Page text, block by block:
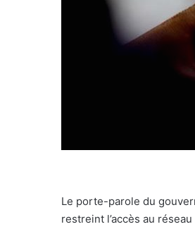
Le porte-parole du
restreint l’accès au